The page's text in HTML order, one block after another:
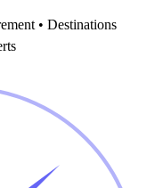
• Destinations